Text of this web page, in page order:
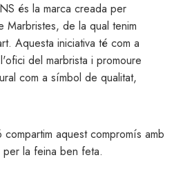
és la marca creada per
Marbristes, de la qual tenim
Aquesta iniciativa té com a
del marbrista i promoure
com a símbol de qualitat,
aquest compromís amb
per la feina ben feta.